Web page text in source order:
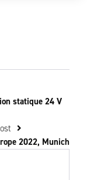
statique 24 V
2022, Munich